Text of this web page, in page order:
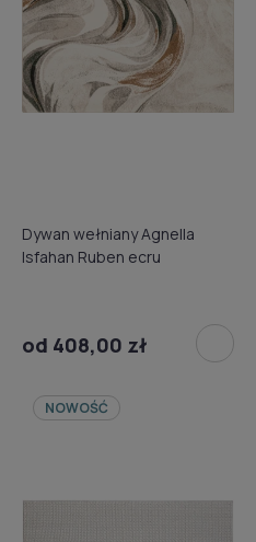
Dywan wełniany Agnella
Isfahan Ruben ecru
od 408,00 zł
NOWOŚĆ